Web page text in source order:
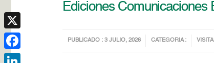
Ediciones Comunicaciones
PUBLICADO : 3 JULIO, 2026 CATEGORIA :
X
Facebook